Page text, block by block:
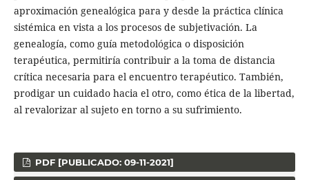
aproximación genealógica para y desde la práctica clínica
sistémica en vista a los procesos de subjetivación. La
genealogía, como guía metodológica o disposición
terapéutica, permitiría contribuir a la toma de distancia
crítica necesaria para el encuentro terapéutico. También,
prodigar un cuidado hacia el otro, como ética de la libertad,
al revalorizar al sujeto en torno a su sufrimiento.
PDF [PUBLICADO: 09-11-2021]